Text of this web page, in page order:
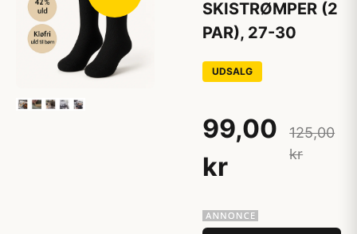
SKISTRØMPER (2
PAR), 27-30
UDSALG
99,00
kr
125,00
kr